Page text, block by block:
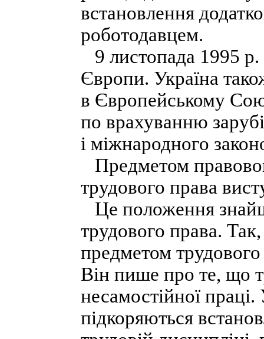
встановлення
роботодавцем.
9 листопада 1995 р.
Європи. Україна
в Європейському
по врахуванню
і міжнародного
Предметом
трудового права
Це положення
трудового права.
предметом
Він пише про те, що
несамостійної
підкоряються